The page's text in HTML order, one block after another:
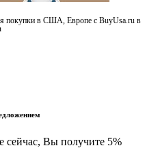
покупки в США, Европе с BuyUsa.ru в
сейчас, Вы получите 5%